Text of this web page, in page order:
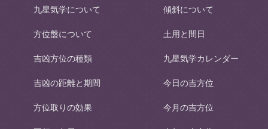
九星気学について
方位盤について
吉凶方位の種類
吉凶の距離と期間
方位取りの効果
傾斜について
土用と間日
九星気学カレンダー
今日の吉方位
今月の吉方位